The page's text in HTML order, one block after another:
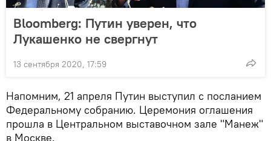
Bloomberg: Путин уверен, что
Лукашенко не свергнут
13 сентября 2020, 17:59
Напомним, 21 апреля Путин выступил с посланием
Федеральному собранию. Церемония оглашения
прошла в Центральном выставочном зале "Манеж"
в Москве.